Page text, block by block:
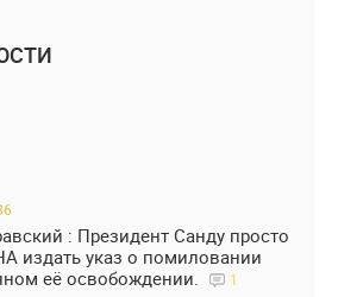
: Президент Санду просто
издать указ о помиловании
её освобождении.
1